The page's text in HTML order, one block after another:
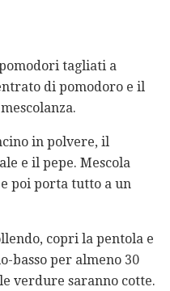
tagliati a
di pomodoro e il
in polvere, il
e il pepe. Mescola
poi porta tutto a un
copri la pentola e
basso per almeno 30
verdure saranno cotte.